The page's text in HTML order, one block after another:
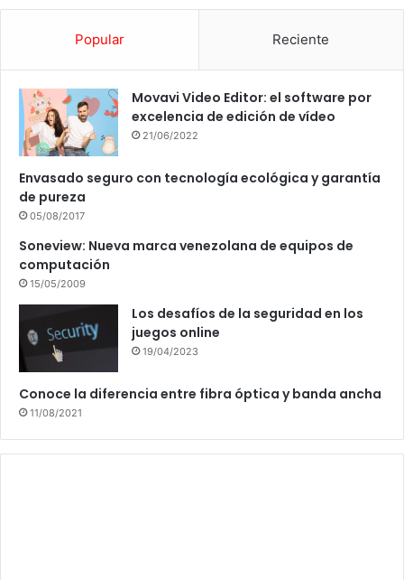
Popular Reciente
Movavi Video Editor: el software por
excelencia de edición de vídeo
21/06/2022
Envasado seguro con tecnología ecológica y garantía
de pureza
05/08/2017
Soneview: Nueva marca venezolana de equipos de
computación
15/05/2009
Los desafíos de la seguridad en los
juegos online
19/04/2023
Conoce la diferencia entre fibra óptica y banda ancha
11/08/2021